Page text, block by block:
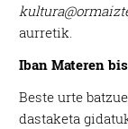
aurretik.
Iban Materen
Beste urte
dastaketa